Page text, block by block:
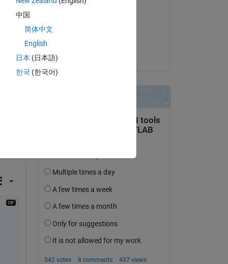
中国
简体中文
English
日本 (日本語)
한국 (한국어)